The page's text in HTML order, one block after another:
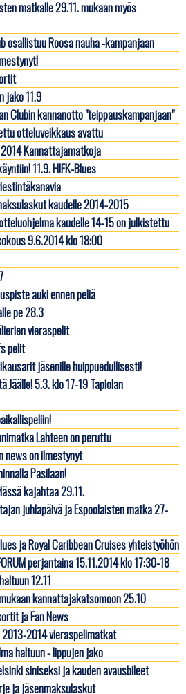
matkalle 29.11. mukaan myös
osallistuu Roosa nauha -kampanjaan
jako 11.9
Clubin kannanotto "teippauskampanjaan"
otteluveikkaus avattu
Kannattajamatkoja
11.9. HIFK-Blues
kaudelle 2014-2015
kaudelle 14-15 on julkistettu
9.6.2014 klo 18:00
auki ennen peliä
pe 28.3
vieraspelit
pelit
jäsenille huippuedullisesti!
Jäälle! 5.3. klo 17-19 Tapiolan
Lahteen on peruttu
news on ilmestynyt
Pasilaan!
kajahtaa 29.11.
juhlapäivä ja Espoolaisten matka 27-
ja Royal Caribbean Cruises yhteistyöhön
perjantaina 15.11.2014 klo 17:30-18
12.11
kannattajakatsomoon 25.10
ja Fan News
2013-2014 vieraspelimatkat
haltuun - lippujen jako
siniseksi ja kauden avausbileet
ja jäsenmaksulaskut